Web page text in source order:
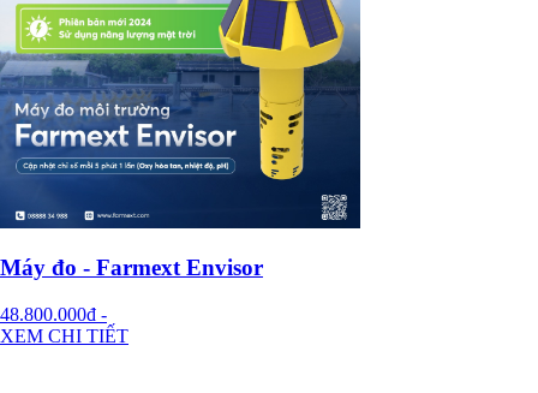
Máy đo - Farmext Envisor
48.800.000đ -
XEM CHI TIẾT